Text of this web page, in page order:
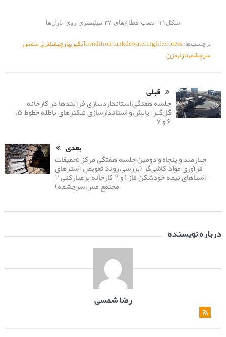
شکل۱۱- نصب قطاع‌های ۳۷ میلیمتری روی نازل‌ها
برچسب‌ها: condition tankdewateringfilterpress آبگیریپارچهفیلترپرسمس
سرچشمهنازلهمزن
قبلی
جلسه هفتگی استانداردسازی فرآیندها در کارخانه
گل‌گهر: پایش و استاندارسازی تیکنرهای باطله خطوط ۵،
۶ و ۷
بعدی
چهارصد و پنجاه و دومین جلسه هفتگی مرکز تحقیقات
فرآوری مواد کاشی‌گر (بررسی روند تعویض آسترهای
آسیاهای نیمه خودشکن فاز ۱ و ۲ کارخانه پرعیارکنی ۲
مجتمع مس سرچشمه)
درباره نویسنده
رضا شمسی